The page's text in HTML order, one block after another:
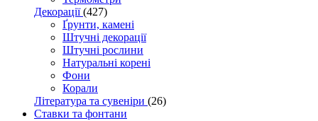
Декорації(427)
Ґрунти, камені
Штучні декорації
Штучні рослини
Натуральні корені
Фони
Корали
Література та сувеніри (26)
Ставки та фонтани